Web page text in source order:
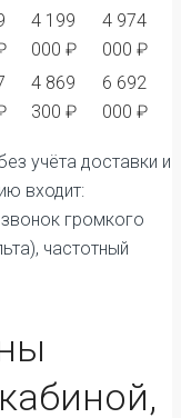
4 199
000 ₽
4 974
000 ₽
4 869
300 ₽
6 692
000 ₽
учёта доставки и
входит:
громкого
частотный